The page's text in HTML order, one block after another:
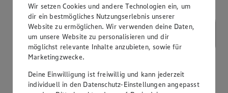
Wir setzen Cookies und andere Technologien ein, um
dir ein bestmögliches Nutzungserlebnis unserer
Website zu ermöglichen. Wir verwenden deine Daten,
um unsere Website zu personalisieren und dir
möglichst relevante Inhalte anzubieten, sowie für
Marketingzwecke.
Deine Einwilligung ist freiwillig und kann jederzeit
individuell in den Datenschutz-Einstellungen angepasst